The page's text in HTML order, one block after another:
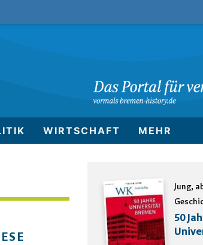
WIRTSCHAFT MEHR
Jung,
50